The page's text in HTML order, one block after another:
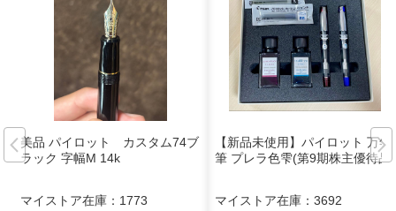
美品 パイロット カスタム74ブ
ラック 字幅M 14k
マイストア在庫： 1773
【新品未使用】パイロット 万年
筆 プレラ色雫(第9期株主優待品)
マイストア在庫： 3692